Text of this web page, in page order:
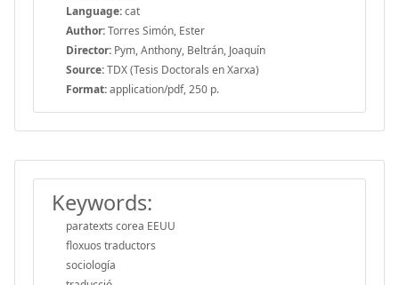
Language:cat
Author:Torres Simón, Ester
Director: Pym, Anthony, Beltrán, Joaquín
Source:TDX (Tesis Doctorals en Xarxa)
Format:application/pdf, 250 p.
Keywords:
paratexts corea EEUU
floxuos traductors
sociología